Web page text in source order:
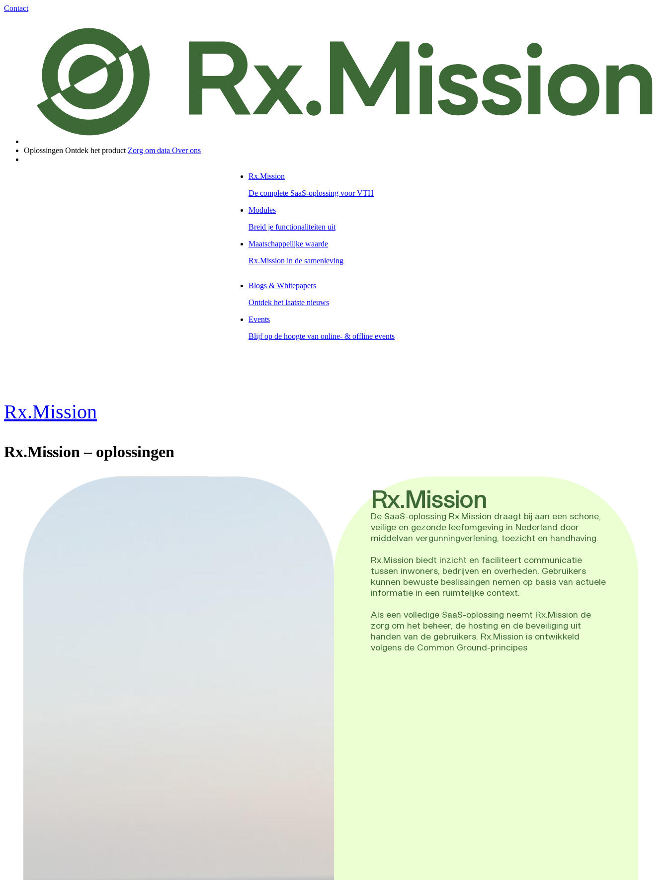
Contact
Oplossingen Ontdek het product Zorg om data Over ons
Rx.Mission
De complete SaaS-oplossing voor VTH
Modules
Breid je functionaliteiten uit
Maatschappelijke waarde
Rx.Mission in de samenleving
Blogs & Whitepapers
Ontdek het laatste nieuws
Events
Blijf op de hoogte van online- & offline events
Rx.Mission
Rx.Mission – oplossingen
Rx.Mission
De SaaS-oplossing Rx.Mission draagt bij aan een schone,
veilige en gezonde leefomgeving in Nederland door
middelvan vergunningverlening, toezicht en handhaving.
Rx.Mission biedt inzicht en faciliteert communicatie
tussen inwoners, bedrijven en overheden. Gebruikers
kunnen bewuste beslissingen nemen op basis van actuele
informatie in een ruimtelijke context.
Als een volledige SaaS-oplossing neemt Rx.Mission de
zorg om het beheer, de hosting en de beveiliging uit
handen van de gebruikers. Rx.Mission is ontwikkeld
volgens de Common Ground-principes